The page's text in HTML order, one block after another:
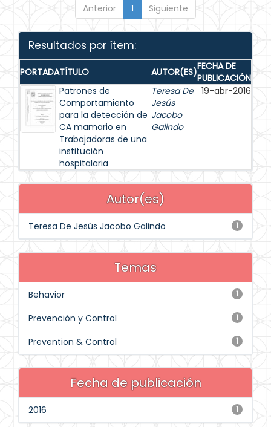
Anterior 1 Siguiente
Resultados por ítem:
PORTADATÍTULO AUTOR(ES)FECHA DE
PUBLICACIÓN
Patrones de
Comportamiento
para la detección de
CA mamario en
Trabajadoras de una
institución
hospitalaria
Teresa De
Jesús
Jacobo
Galindo
19-abr-2016
Autor(es)
1
Teresa De Jesús Jacobo Galindo
Temas
1
Behavior
1
Prevención y Control
1
Prevention & Control
Fecha de publicación
1
2016